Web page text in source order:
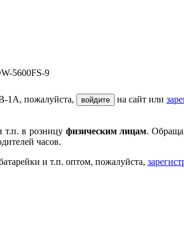
5600FS-9
1A, пожалуйста, войдите на сайт или
т.п. в розницу физическим лицам.
часов.
и т.п. оптом, пожалуйста,